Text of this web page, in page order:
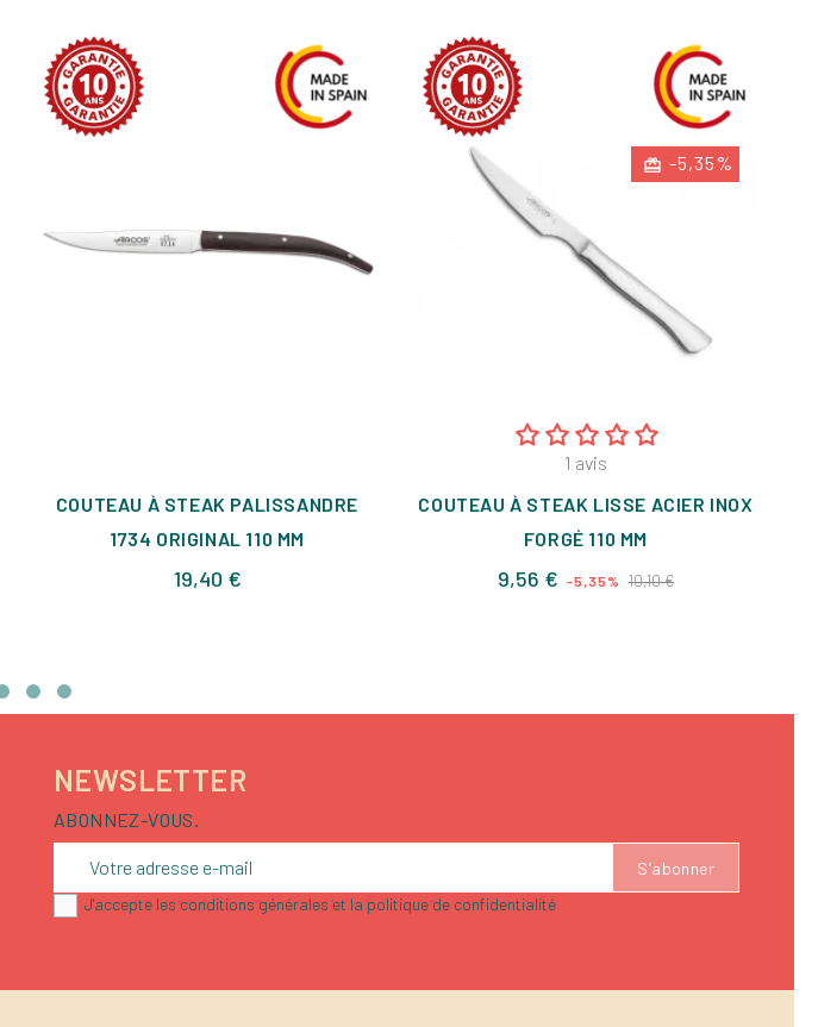
COUTEAU À STEAK PALISSANDRE
1734 ORIGINAL 110 MM
19,40 €Prix
-5,35%
1 avis
COUTEAU À STEAK LISSE ACIER INOX
FORGÉ 110 MM
9,56 € Prix
-5,35% 10,10 €Prix
NEWSLETTER
ABONNEZ-VOUS.
J'accepte les conditions générales et la politique de confidentialité